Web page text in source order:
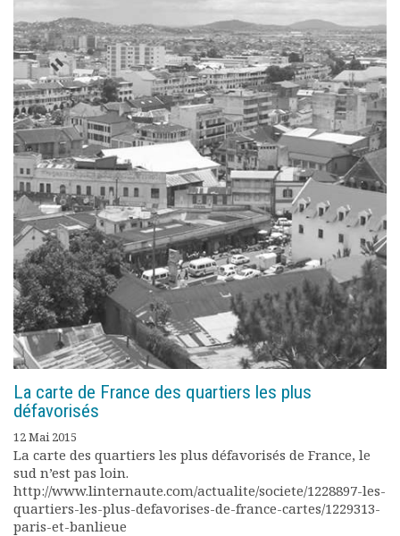
La carte de France des quartiers les plus
défavorisés
12 Mai 2015
La carte des quartiers les plus défavorisés de France, le
sud n’est pas loin.
http://www.linternaute.com/actualite/societe/1228897-les-
quartiers-les-plus-defavorises-de-france-cartes/1229313-
paris-et-banlieue